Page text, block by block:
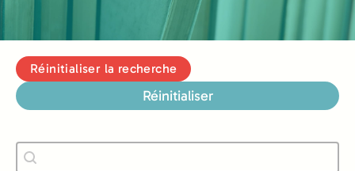
Réinitialiser la recherche
Réinitialiser
Recherche
Rechercher